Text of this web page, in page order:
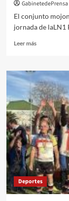
la
Solidaria
Guardia
Pilar”
en
Almería
GabinetedePrensa
El conjunto
jornada de laLN1
Leer másLeer
Séptima
victoria
del
Senior
Nacional
Femenino
Clínicas
Dentales
ManuelCara
Deportes